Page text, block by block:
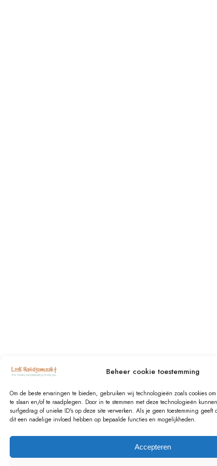
Beheer cookie toestemming
Om de beste ervaringen te bieden, gebruiken wij technologieën zoals cookies
te slaan en/of te raadplegen. Door in te stemmen met deze technologieën
surfgedrag of unieke ID's op deze site verwerken. Als je geen toestemming geeft
dit een nadelige invloed hebben op bepaalde functies en mogelijkheden.
Accepteren